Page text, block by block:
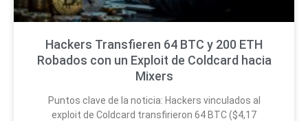
Hackers Transfieren 64 BTC y 200 ETH
Robados con un Exploit de Coldcard hacia
Mixers
Puntos clave de la noticia: Hackers vinculados al
exploit de Coldcard transfirieron 64 BTC ($4,17